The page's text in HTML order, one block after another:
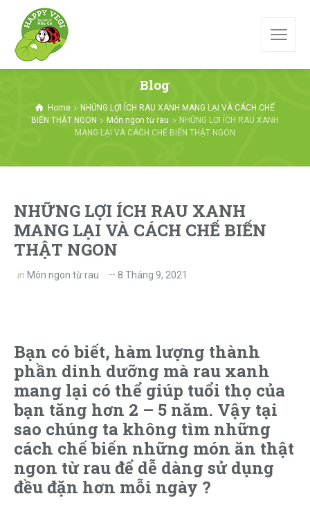
Blog
Home
NHỮNG LỢI ÍCH RAU XANH MANG LẠI VÀ CÁCH CHẾ
BIẾN THẬT NGON
Món ngon từ rau
NHỮNG LỢI ÍCH RAU XANH
MANG LẠI VÀ CÁCH CHẾ BIẾN THẬT NGON
NHỮNG LỢI ÍCH RAU XANH
MANG LẠI VÀ CÁCH CHẾ BIẾN
THẬT NGON
in Món ngon từ rau 8 Tháng 9, 2021
Bạn có biết, hàm lượng thành
phần dinh dưỡng mà rau xanh
mang lại có thể giúp tuổi thọ của
bạn tăng hơn 2 – 5 năm. Vậy tại
sao chúng ta không tìm những
cách chế biến những món ăn thật
ngon từ rau để dễ dàng sử dụng
đều đặn hơn mỗi ngày ?